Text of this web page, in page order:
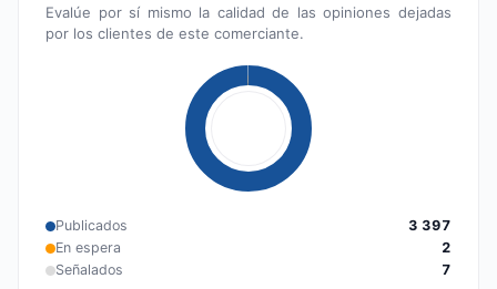
Evalúe por sí mismo la calidad de las opiniones dejadas
por los clientes de este comerciante.
Publicados
3 397
En espera
2
Señalados
7